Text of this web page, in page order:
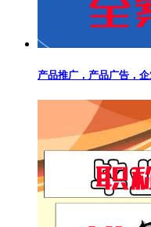
产品推广，产品广告，